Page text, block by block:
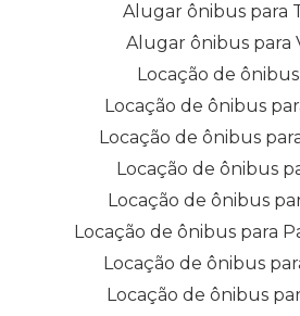
Alugar ônibus para
Alugar ônibus para
Locação de
Locação de ônibus
Locação de ônibus
Locação de ônibus
Locação de ônibus
Locação de ônibus para
Locação de ônibus
Locação de ônibus